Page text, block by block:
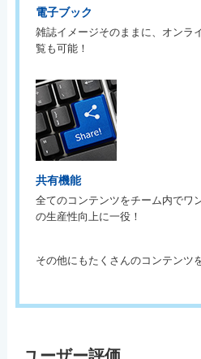
電子ブック
雑誌イメージそのままに、オンラ
覧も可能！
共有機能
全てのコンテンツをチーム内でワ
の生産性向上に一役！
その他にもたくさんのコンテンツ